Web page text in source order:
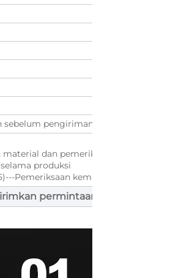
sebelum pengiriman. (Foto produk
dan pemeriksaan cetakan
produksi
Pemeriksaan kemasan 6)---
permintaan